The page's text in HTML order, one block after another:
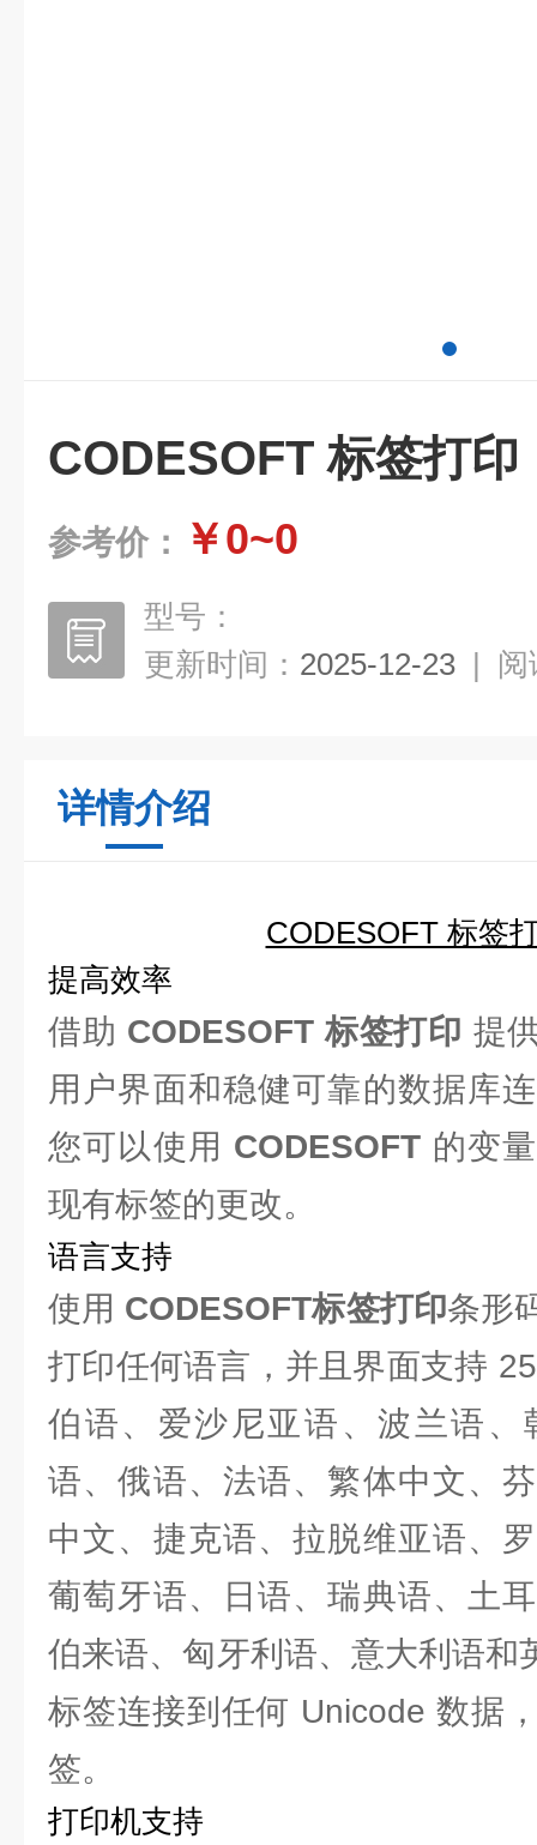
CODESOFT 标签打印
参考价： ￥0~0
型号：
更新时间： 2025-12-23 | 阅
详情介绍
CODESOFT 标签
提高效率
借助 CODESOFT 标签打印 提
用户界面和稳健可靠的数据库
您可以使用 CODESOFT 的变
现有标签的更改。
语言支持
使用 CODESOFT标签打印条形
打印任何语言，并且界面支持
伯语、爱沙尼亚语、波兰语、
语、俄语、法语、繁体中文、
中文、捷克语、拉脱维亚语、
葡萄牙语、日语、瑞典语、土
伯来语、匈牙利语、意大利语和
标签连接到任何 Unicode 数据
签。
打印机支持